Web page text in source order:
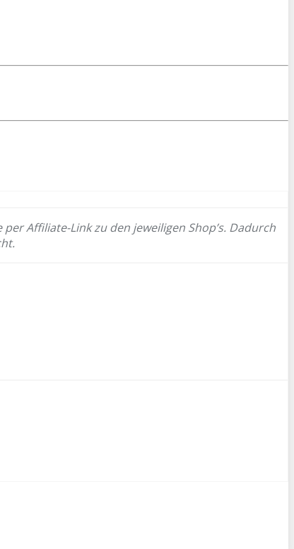
Affiliate-Link zu den jeweiligen Shop’s. Dadurch